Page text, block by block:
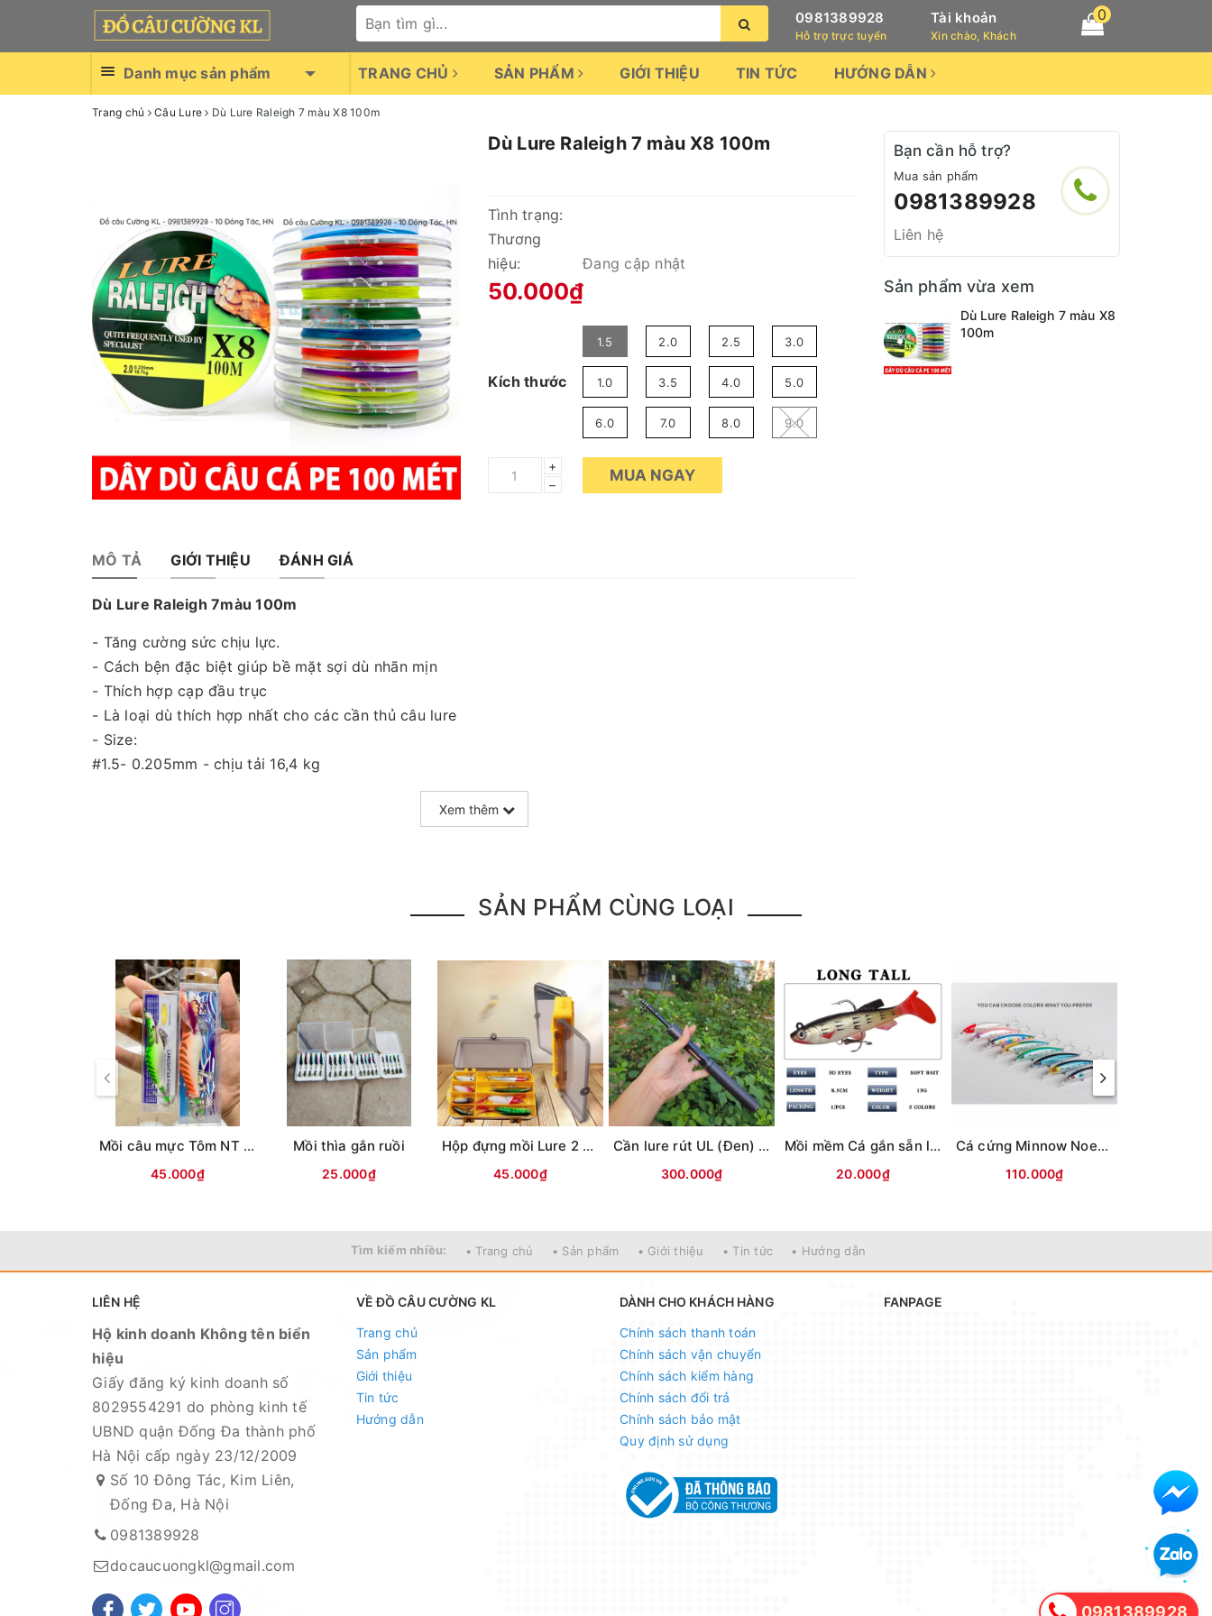
0981389928
Hỗ trợ trực tuyến
Tài khoản
Xin chào, Khách
0
Danh mục sản phẩm TRANG CHỦ SẢN PHẨM GIỚI THIỆU TIN TỨC HƯỚNG DẪN
Trang chủ Câu Lure Dù Lure Raleigh 7 màu X8 100m
Dù Lure Raleigh 7 màu X8 100m
Tình trạng:
Thương
hiệu:
Đang cập nhật
50.000₫
Kích thước
1.5 2.0 2.5 3.0
1.0 3.5 4.0 5.0
6.0 7.0 8.0 9.0
+
–
MUA NGAY
MÔ TẢ GIỚI THIỆU ĐÁNH GIÁ
Dù Lure Raleigh 7màu 100m
- Tăng cường sức chịu lực.
- Cách bện đặc biệt giúp bề mặt sợi dù nhãn mịn
- Thích hợp cạp đầu trục
- Là loại dù thích hợp nhất cho các cần thủ câu lure
- Size:
#1.5- 0.205mm - chịu tải 16,4 kg
Xem thêm
Bạn cần hỗ trợ?
Mua sản phẩm
0981389928
Liên hệ
Sản phẩm vừa xem
Dù Lure Raleigh 7 màu X8
100m
SẢN PHẨM CÙNG LOẠI
Mồi câu mực Tôm NT ( Lưng vằn )
45.000₫
Mồi thìa gắn ruồi
25.000₫
Hộp đựng mồi Lure 2 mặt KM01 (18x10x5cm)
45.000₫
Cần lure rút UL (Đen) MAX TYSPORT(Thu30cm)
300.000₫
Mồi mềm Cá gắn sẵn lưỡi (8.5cm-13g) Vỏ trong
20.000₫
Cá cứng Minnow Noeby 9006-Nổi-120mm/22g
110.000₫
Tìm kiếm nhiều: • Trang chủ • Sản phẩm • Giới thiệu • Tin tức • Hướng dẫn
LIÊN HỆ
Hộ kinh doanh Không tên biển
hiệu
Giấy đăng ký kinh doanh số
8029554291 do phòng kinh tế
UBND quận Đống Đa thành phố
Hà Nội cấp ngày 23/12/2009
Số 10 Đông Tác, Kim Liên,
Đống Đa, Hà Nội
0981389928
docaucuongkl@gmail.com
VỀ ĐỒ CÂU CƯỜNG KL
Trang chủ
Sản phẩm
Giới thiệu
Tin tức
Hướng dẫn
DÀNH CHO KHÁCH HÀNG
Chính sách thanh toán
Chính sách vận chuyển
Chính sách kiểm hàng
Chính sách đổi trả
Chính sách bảo mật
Quy định sử dụng
FANPAGE
0981389928